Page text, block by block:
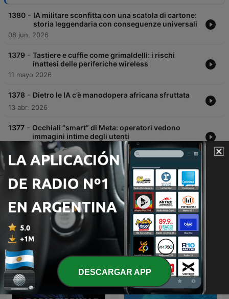
1380 - IA militare sconfitta con una scatola di cartone:
storia leggendaria con conseguenze universali
08 jun. 2026
1379 - Tastiere e cuffie come grimaldelli: i rischi
inattesi delle periferiche wireless
11 mayo 2026
1378 - Dietro le IA c’è manodopera africana sfruttata
13 abr. 2026
1377 - Occhiali “smart” di Meta: operatori vedono
immagini intime degli utenti
09 mar. 2026
Mostrar más episodios
Podcasts de RSI Rete Uno
DESCARGAR APP